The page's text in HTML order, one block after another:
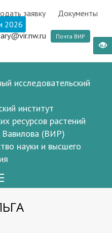
заявку
Документы
2026
Почта ВИР
исследовательский
институт
ресурсов растений
(ВИР)
науки и высшего
Menu